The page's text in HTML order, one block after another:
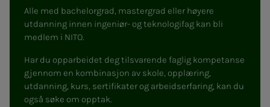
Alle med bachelorgrad, mastergrad eller høyere
utdanning innen ingeniør- og teknologifag kan bli
medlem i NITO.
Har du opparbeidet deg tilsvarende faglig kompetanse
gjennom en kombinasjon av skole, opplæring,
utdanning, kurs, sertifikater og arbeidserfaring, kan du
også søke om opptak.